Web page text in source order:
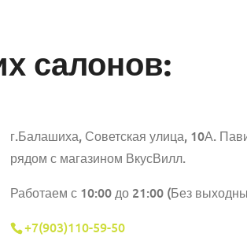
салонов:
г.Балашиха, Советская улица, 10А.
рядом с магазином ВкусВилл.
Работаем с 10:00 до 21:00 (Без
+7(903)110-59-50